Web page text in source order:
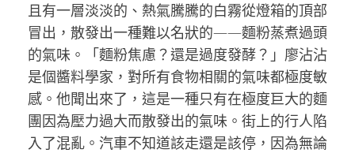
且有一層淡淡的、熱氣騰騰的白霧從燈箱的頂部
冒出，散發出一種難以名狀的——麵粉蒸煮過頭
的氣味。「麵粉焦慮？還是過度發酵？」廖沾沾
是個醬料學家，對所有食物相關的氣味都極度敏
感。他聞出來了，這是一種只有在極度巨大的麵
團因為壓力過大而散發出的氣味。街上的行人陷
入了混亂。汽車不知道該走還是該停，因為無論